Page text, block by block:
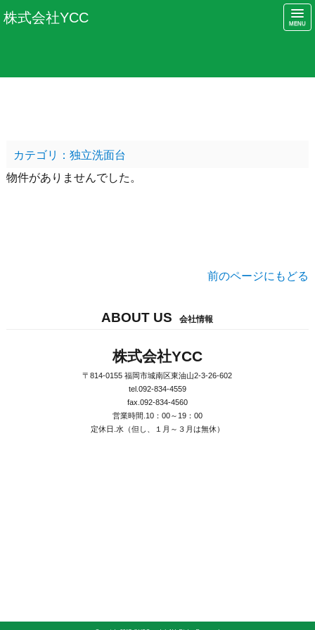
株式会社YCC
カテゴリ：独立洗面台
物件がありませんでした。
前のページにもどる
ABOUT US 会社情報
株式会社YCC
〒814-0155 福岡市城南区東油山2-3-26-602
tel.092-834-4559
fax.092-834-4560
営業時間.10：00～19：00
定休日.水（但し、１月～３月は無休）